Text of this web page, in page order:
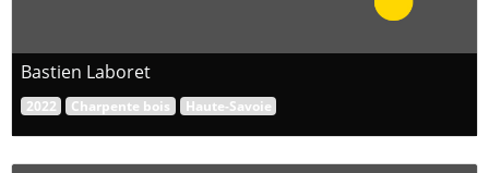
Bastien Laboret
2022 Charpente bois Haute-Savoie